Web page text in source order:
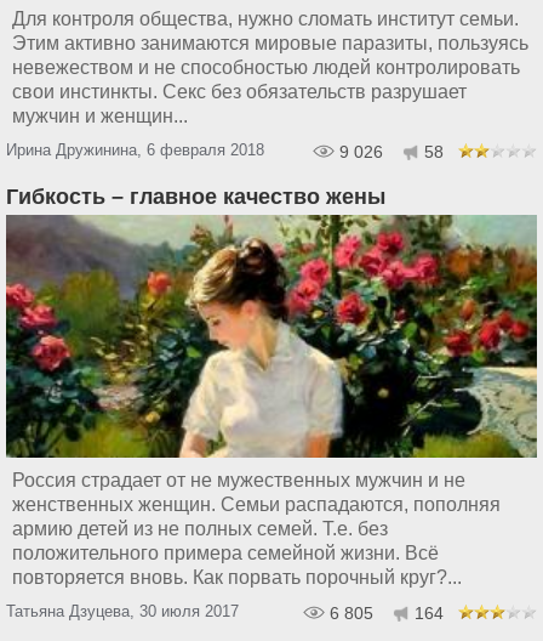
Для контроля общества, нужно сломать институт семьи.
Этим активно занимаются мировые паразиты, пользуясь
невежеством и не способностью людей контролировать
свои инстинкты. Секс без обязательств разрушает
мужчин и женщин...
Ирина Дружинина, 6 февраля 2018 9 026 58
Гибкость – главное качество жены
Россия страдает от не мужественных мужчин и не
женственных женщин. Семьи распадаются, пополняя
армию детей из не полных семей. Т.е. без
положительного примера семейной жизни. Всё
повторяется вновь. Как порвать порочный круг?...
Татьяна Дзуцева, 30 июля 2017 6 805 164